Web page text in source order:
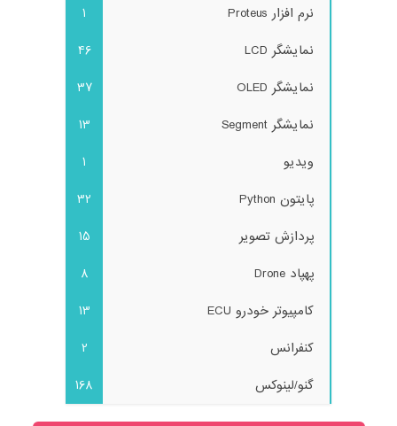
نرم افزار Proteus
1
نمایشگر LCD
46
نمایشگر OLED
37
نمایشگر Segment
13
ویدیو
1
پایتون Python
32
پردازش تصویر
15
پهپاد Drone
8
کامپیوتر خودرو ECU
13
کنفرانس
2
گنو/لینوکس
168